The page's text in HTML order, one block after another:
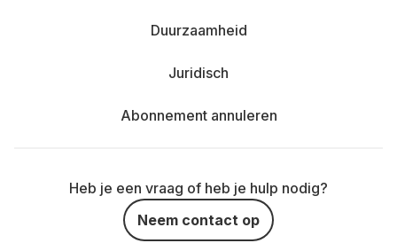
Duurzaamheid
Juridisch
Abonnement annuleren
Heb je een vraag of heb je hulp nodig?
Neem contact op